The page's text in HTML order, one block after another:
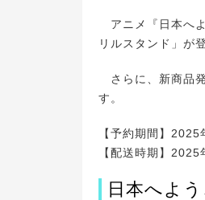
アニメ『日本へ
リルスタンド」が
さらに、新商品
す。
【予約期間】
【配送時期】
日本へよ